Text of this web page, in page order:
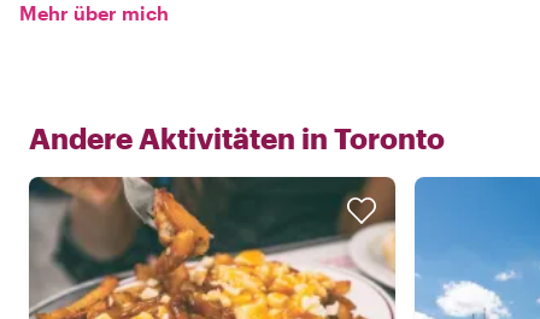
Mehr über mich
Andere Aktivitäten in Toronto